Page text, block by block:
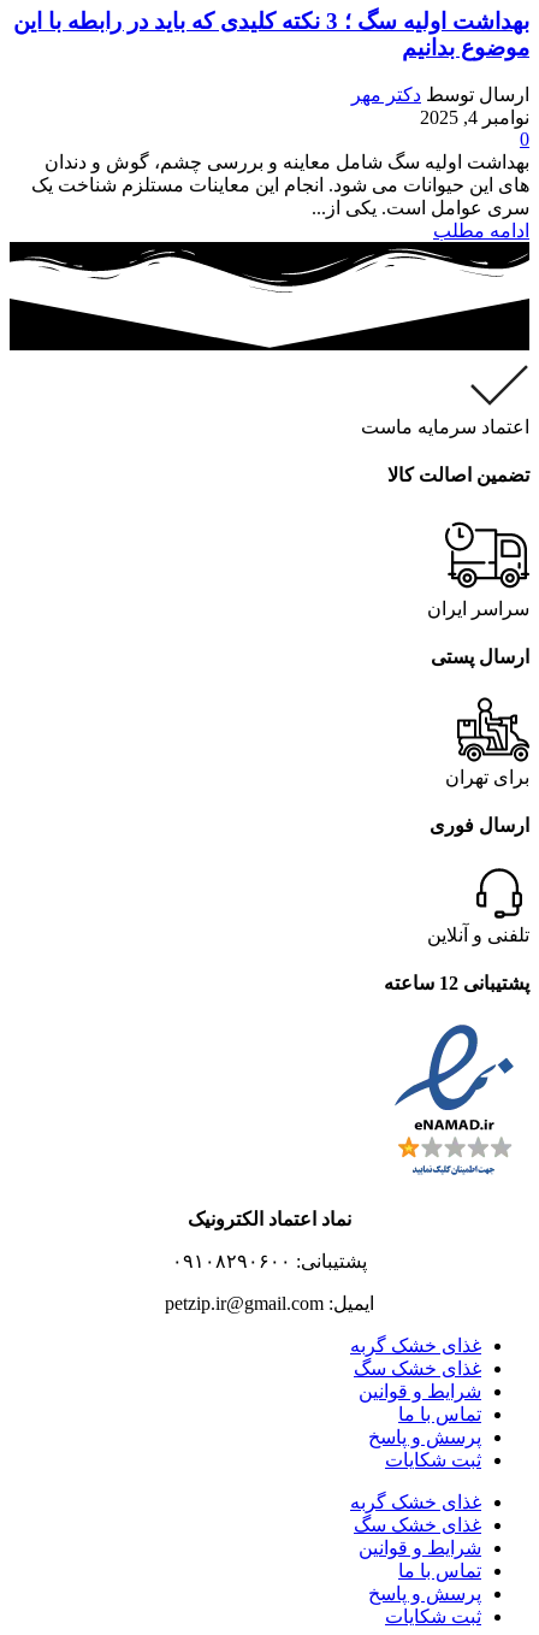
بهداشت اولیه سگ ؛ 3 نکته کلیدی که باید در رابطه با این
موضوع بدانیم
ارسال توسط دکتر مهر
نوامبر 4, 2025
0
بهداشت اولیه سگ شامل معاینه و بررسی چشم، گوش و دندان
های این حیوانات می شود. انجام این معاینات مستلزم شناخت یک
سری عوامل است. یکی از...
ادامه مطلب
اعتماد سرمایه ماست
تضمین اصالت کالا
سراسر ایران
ارسال پستی
برای تهران
ارسال فوری
تلفنی و آنلاین
پشتیبانی 12 ساعته
نماد اعتماد الکترونیک
پشتیبانی: ۰۹۱۰۸۲۹۰۶۰۰
ایمیل: petzip.ir@gmail.com
غذای خشک گربه
غذای خشک سگ
شرایط و قوانین
تماس با ما
پرسش و پاسخ
ثبت شکایات
غذای خشک گربه
غذای خشک سگ
شرایط و قوانین
تماس با ما
پرسش و پاسخ
ثبت شکایات